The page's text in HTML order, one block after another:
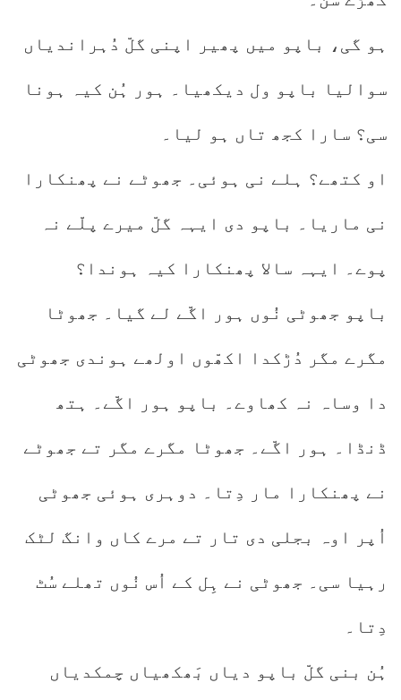
ہو گی، باپو میں پھیر اپنی گلّ دُہراندیاں
سوالیا باپو ول دیکھیا۔ ہور ہُن کیہ ہونا
سی؟ سارا کجھ تاں ہو لیا۔
او کتھے؟ ہلے نی ہوئی۔ جھوٹے نے پھنکارا
نی ماریا۔ باپو دی ایہہ گلّ میرے پلّے نہ
پوے۔ ایہہ سالا پھنکارا کیہ ہوندا؟
باپو جھوٹی نُوں ہور اگّے لے گیا۔ جھوٹا
مگرے مگر دُڑکدا اکھّوں اولھے ہوندی جھوٹی
دا وساہ نہ کھاوے۔ باپو ہور اگّے۔ ہتھ
ڈنڈا۔ ہور اگّے۔ جھوٹا مگرے مگر تے جھوٹے
نے پھنکارا مار دِتا۔ دوہری ہوئی جھوٹی
اُپر اوہ بجلی دی تار تے مرے کاں وانگ لٹک
رہیا سی۔ جھوٹی نے ہِل کے اُس نُوں تھلے سُٹ
دِتا۔
ہُن بنی گلّ باپو دیاں بَھکھیاں چمکدیاں